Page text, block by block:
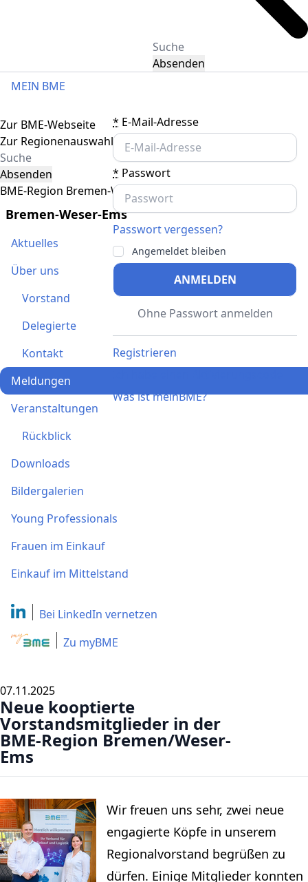
Absenden
MEIN BME
* E-Mail-Adresse
* Passwort
Passwort vergessen?
Angemeldet bleiben
ANMELDEN
Ohne Passwort anmelden
Registrieren
Was ist meinBME?
Toggle navigation
Zur BME-Webseite
Zur Regionenauswahl
Absenden
BME-Region Bremen-Weser-Ems
Bremen-Weser-Ems
Aktuelles
Über uns
Vorstand
Delegierte
Kontakt
Meldungen
Veranstaltungen
Rückblick
Downloads
Bildergalerien
Young Professionals
Frauen im Einkauf
Einkauf im Mittelstand
Bei LinkedIn vernetzen
Zu myBME
07.11.2025
Neue kooptierte
Vorstandsmitglieder in der
BME-Region Bremen/Weser-
Ems
Wir freuen uns sehr, zwei neue
engagierte Köpfe in unserem
Regionalvorstand begrüßen zu
dürfen. Einige Mitglieder konnten